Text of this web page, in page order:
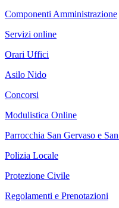
Componenti Amministrazione
Servizi online
Orari Uffici
Asilo Nido
Concorsi
Modulistica Online
Parrocchia San Gervaso e
Polizia Locale
Protezione Civile
Regolamenti e Prenotazioni